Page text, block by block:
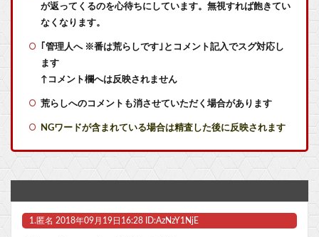
【艦これ】授業中に居眠りふぶき 他
【艦これ】デイス 他
【艦これ】オオヤマトウサギ 他
【物議】『みいちゃん』が現実で蔑称化？近大准教授「文化芸術は人を傷つけてもよい。ただし傷つけ方がある」他
『拳闘暗黒伝セスタス』全巻「70％オフ」セール！全15巻「11,385円」→「3,405円」！誰もが知るあのコマ「身体を観たいわ」の元ネタ！古代ローマの奴隷拳闘士の傑作格闘漫画他
【スパロボ】インパクトやアルファ外伝くらいのバランス求む！！ → インパクトも最終的にはコアブースターで雑魚は一撃で倒せてたけどね
が返ってくるのを心待ちにしています。無視すれば飽きてい
なくなります。
｢管理人へ ※番は荒らしです｣とコメント記入でスグ対応し
ます
↑コメント欄へは反映されません
荒らしへのコメントも消させていただく場合があります
NGワードが含まれている場合は精査した後に反映されます
1. 匿名 2018年09月19日16:28 ID:AzNzY1NjE